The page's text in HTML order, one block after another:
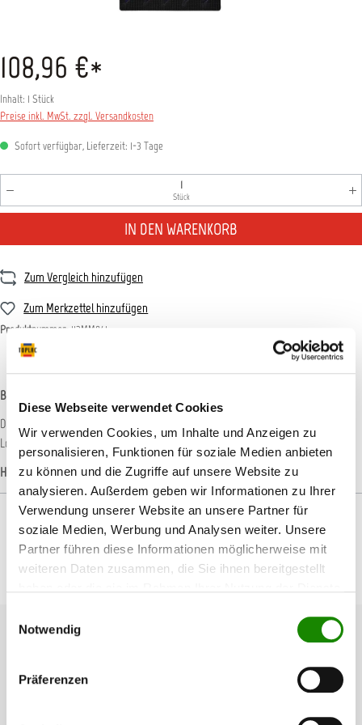
Diese Webseite verwendet Cookies
Wir verwenden Cookies, um Inhalte und Anzeigen zu
personalisieren, Funktionen für soziale Medien anbieten
zu können und die Zugriffe auf unsere Website zu
analysieren. Außerdem geben wir Informationen zu Ihrer
Verwendung unserer Website an unsere Partner für
soziale Medien, Werbung und Analysen weiter. Unsere
Partner führen diese Informationen möglicherweise mit
weiteren Daten zusammen, die Sie ihnen bereitgestellt
Notwendig
Präferenzen
108,96 €*
Inhalt: 1 Stück
Preise inkl. MwSt. zzgl. Versandkosten
Sofort verfügbar, Lieferzeit: 1-3 Tage
Produkt Anzahl: Gib den gewünschten Wert ein oder
Stück
IN DEN WARENKORB
Zum Vergleich hinzufügen
Zum Merkzettel hinzufügen
Produktnummer: 113MM041
Beschreibung
Die 3M Handblöcke mit Multihole-Lochung sind durch ihre pfeilförmige
Lochung perfekt für die Nutzung von 3M Cubitron Schleif…
Mehr
Hersteller-Informationen
Produktgalerie überspringen
Passendes Zubehör